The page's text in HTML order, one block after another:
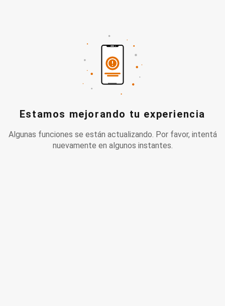
Estamos mejorando tu experiencia
Algunas funciones se están actualizando. Por favor, intentá
nuevamente en algunos instantes.